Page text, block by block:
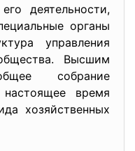
деятельности,
органы
управления
Высшим
собрание
время
хозяйственных